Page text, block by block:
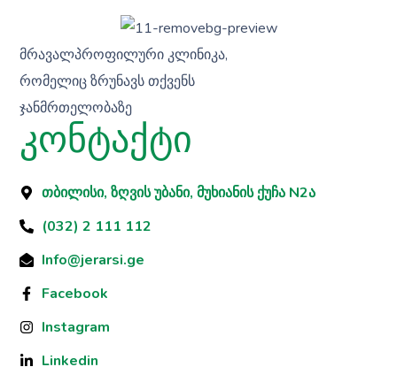
მრავალპროფილური კლინიკა,
რომელიც ზრუნავს თქვენს
ჯანმრთელობაზე
კონტაქტი
თბილისი, ზღვის უბანი, მუხიანის ქუჩა N2ა
(032) 2 111 112
Info@jerarsi.ge
Facebook
Instagram
Linkedin